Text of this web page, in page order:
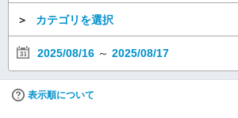
＞ カテゴリを選択
2025/08/16 ～ 2025/08/17
表示順について